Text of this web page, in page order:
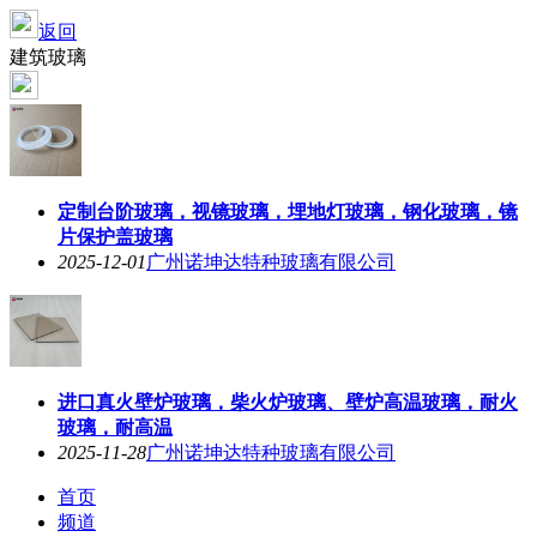
返回
建筑玻璃
定制台阶玻璃，视镜玻璃，埋地灯玻璃，钢化玻璃，镜
片保护盖玻璃
2025-12-01 广州诺坤达特种玻璃有限公司
进口真火壁炉玻璃，柴火炉玻璃、壁炉高温玻璃，耐火
玻璃，耐高温
2025-11-28广州诺坤达特种玻璃有限公司
首页
频道